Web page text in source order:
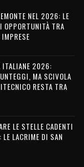
NEL 2026: LE
OPPORTUNITÀ TRA
ITALIANE 2026:
MA SCIVOLA
RESTA TRA
LE STELLE CADENTI
LACRIME DI SAN